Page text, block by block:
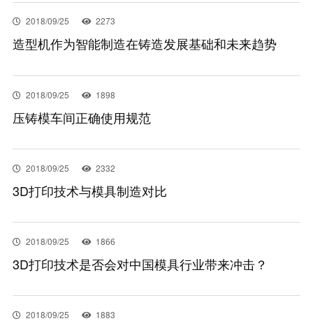
2018/09/25 2273
造型机作为智能制造在铸造发展基础和未来趋势
2018/09/25 1898
压铸模车间正确使用规范
2018/09/25 2332
3D打印技术与模具制造对比
2018/09/25 1866
3D打印技术是否会对中国模具行业带来冲击？
2018/09/25 1883